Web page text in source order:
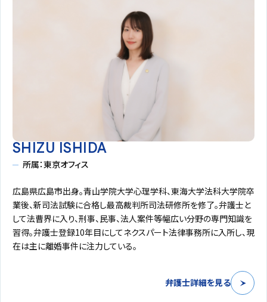
SHIZU ISHIDA
所属：東京オフィス
広島県広島市出身。青山学院大学心理学科、東海大学法科大学院卒
業後、新司法試験に合格し最高裁判所司法研修所を修了。弁護士と
して法曹界に入り、刑事、民事、法人案件等幅広い分野の専門知識を
習得。弁護士登録10年目にしてネクスパート法律事務所に入所し、現
在は主に離婚事件に注力している。
弁護士詳細を見る